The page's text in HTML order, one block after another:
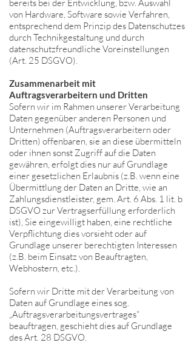
bereits bei der Entwicklung, bzw. Auswahl
von Hardware, Software sowie Verfahren,
entsprechend dem Prinzip des Datenschutzes
durch Technikgestaltung und durch
datenschutzfreundliche Voreinstellungen
(Art. 25 DSGVO).
Zusammenarbeit mit
Auftragsverarbeitern und Dritten
Sofern wir im Rahmen unserer Verarbeitung
Daten gegenüber anderen Personen und
Unternehmen (Auftragsverarbeitern oder
Dritten) offenbaren, sie an diese übermitteln
oder ihnen sonst Zugriff auf die Daten
gewähren, erfolgt dies nur auf Grundlage
einer gesetzlichen Erlaubnis (z.B. wenn eine
Übermittlung der Daten an Dritte, wie an
Zahlungsdienstleister, gem. Art. 6 Abs. 1 lit. b
DSGVO zur Vertragserfüllung erforderlich
ist), Sie eingewilligt haben, eine rechtliche
Verpflichtung dies vorsieht oder auf
Grundlage unserer berechtigten Interessen
(z.B. beim Einsatz von Beauftragten,
Webhostern, etc.).
Sofern wir Dritte mit der Verarbeitung von
Daten auf Grundlage eines sog.
„Auftragsverarbeitungsvertrages“
beauftragen, geschieht dies auf Grundlage
des Art. 28 DSGVO.